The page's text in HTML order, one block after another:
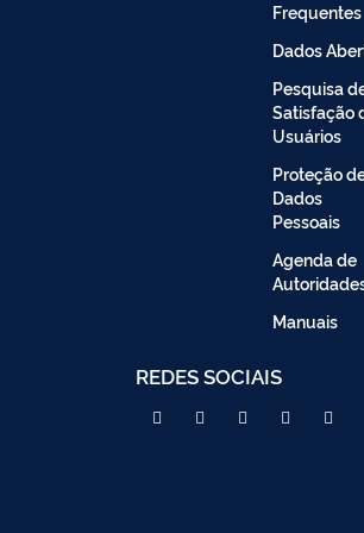
Frequentes
Dados
Pesquisa
Satisfação
Usuários
Proteção
Dados
Pessoais
Agenda de
Manuais
REDES SOCIAIS